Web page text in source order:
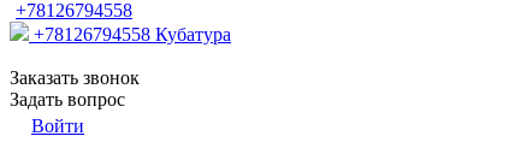
+78126794558
+78126794558 Кубатура
Заказать звонок
Задать вопрос
Войти